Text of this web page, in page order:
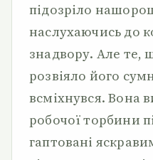
підозріло
наслухаючись до
знадвору. Але те,
розвіяло його
всміхнувся. Вона
робочої торбини
гаптовані